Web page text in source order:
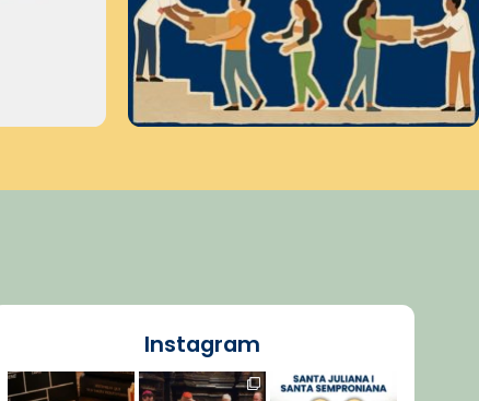
Instagram